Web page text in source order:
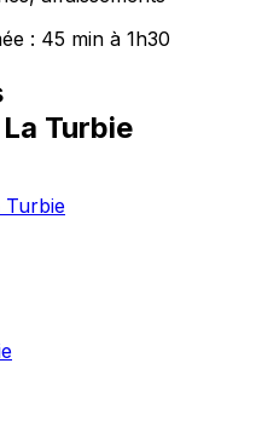
: 45 min à 1h30
Turbie
Turbie